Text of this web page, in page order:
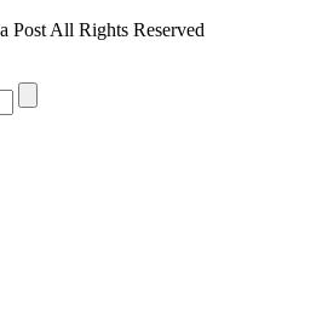
Post All Rights Reserved